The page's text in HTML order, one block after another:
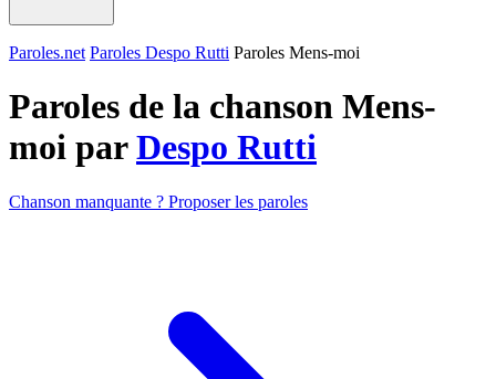
Paroles.net Paroles Despo Rutti Paroles Mens-moi
Paroles de la chanson Mens-
moi parDespo Rutti
Chanson manquante ? Proposer les paroles